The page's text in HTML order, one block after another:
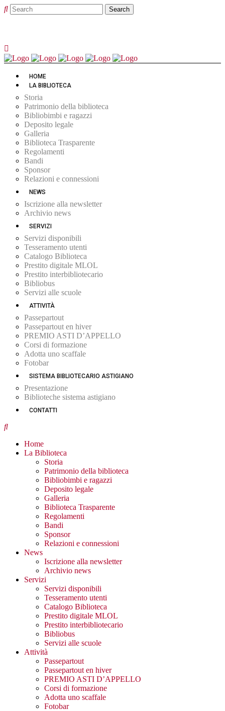
HOME
LA BIBLIOTECA
Storia
Patrimonio della biblioteca
Bibliobimbi e ragazzi
Deposito legale
Galleria
Biblioteca Trasparente
Regolamenti
Bandi
Sponsor
Relazioni e connessioni
NEWS
Iscrizione alla newsletter
Archivio news
SERVIZI
Servizi disponibili
Tesseramento utenti
Catalogo Biblioteca
Prestito digitale MLOL
Prestito interbibliotecario
Bibliobus
Servizi alle scuole
ATTIVITÀ
Passepartout
Passepartout en hiver
PREMIO ASTI D’APPELLO
Corsi di formazione
Adotta uno scaffale
Fotobar
SISTEMA BIBLIOTECARIO ASTIGIANO
Presentazione
Biblioteche sistema astigiano
CONTATTI
Home
La Biblioteca
Storia
Patrimonio della biblioteca
Bibliobimbi e ragazzi
Deposito legale
Galleria
Biblioteca Trasparente
Regolamenti
Bandi
Sponsor
Relazioni e connessioni
News
Iscrizione alla newsletter
Archivio news
Servizi
Servizi disponibili
Tesseramento utenti
Catalogo Biblioteca
Prestito digitale MLOL
Prestito interbibliotecario
Bibliobus
Servizi alle scuole
Attività
Passepartout
Passepartout en hiver
PREMIO ASTI D’APPELLO
Corsi di formazione
Adotta uno scaffale
Fotobar